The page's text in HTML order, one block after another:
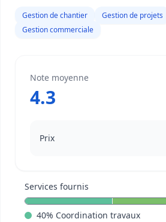
Gestion de chantier
Gestion de projets
Gestion commerciale
Note moyenne
4.3
Prix
Services fournis
40% Coordination travaux